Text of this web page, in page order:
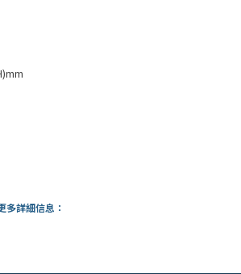
多詳細信息：